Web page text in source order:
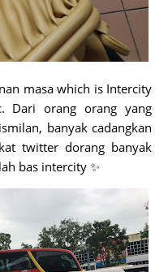
masa which is Intercity
Dari orang orang yang
banyak cadangkan
twitter dorang banyak
bas intercity ✨